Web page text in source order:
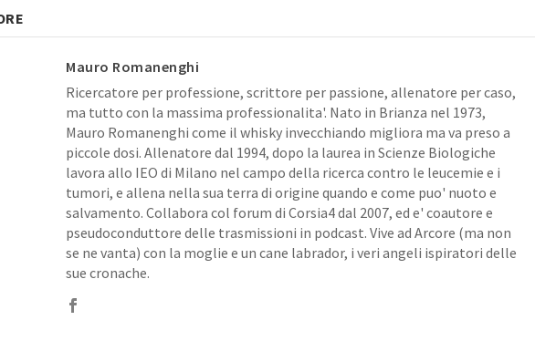
Mauro Romanenghi
Ricercatore per professione, scrittore per passione, allenatore per caso,
ma tutto con la massima professionalita'. Nato in Brianza nel 1973,
Mauro Romanenghi come il whisky invecchiando migliora ma va preso a
piccole dosi. Allenatore dal 1994, dopo la laurea in Scienze Biologiche
lavora allo IEO di Milano nel campo della ricerca contro le leucemie e i
tumori, e allena nella sua terra di origine quando e come puo' nuoto e
salvamento. Collabora col forum di Corsia4 dal 2007, ed e' coautore e
pseudoconduttore delle trasmissioni in podcast. Vive ad Arcore (ma non
se ne vanta) con la moglie e un cane labrador, i veri angeli ispiratori delle
sue cronache.